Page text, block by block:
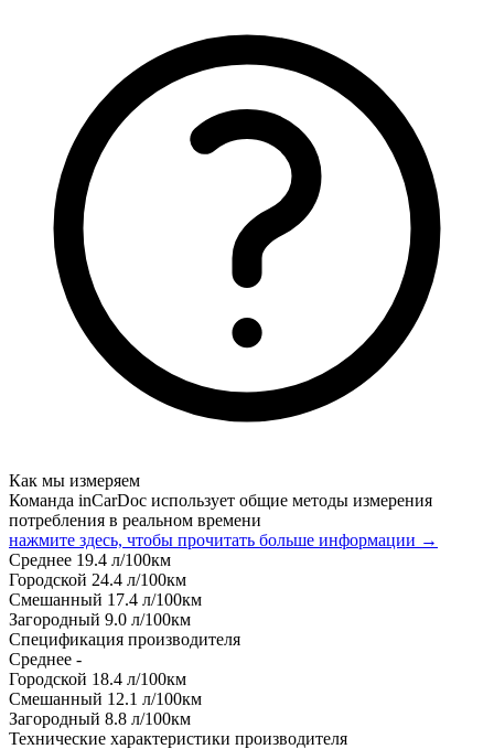
Как мы измеряем
Команда inCarDoc использует общие методы измерения
потребления в реальном времени
нажмите здесь, чтобы прочитать больше информации →
Среднее 19.4 л/100км
Городской 24.4 л/100км
Смешанный 17.4 л/100км
Загородный 9.0 л/100км
Спецификация производителя
Среднее -
Городской 18.4 л/100км
Смешанный 12.1 л/100км
Загородный 8.8 л/100км
Технические характеристики производителя